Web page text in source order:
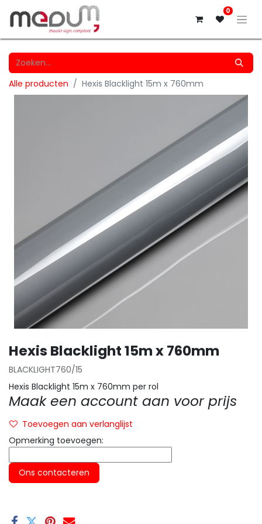
0
Alle producten Hexis Blacklight 15m x 760mm
Hexis Blacklight 15m x 760mm
BLACKLIGHT760/15
Hexis Blacklight 15m x 760mm per rol
Maak een account aan voor prijs
Toevoegen aan verlanglijst
Opmerking toevoegen:
Ons contacteren